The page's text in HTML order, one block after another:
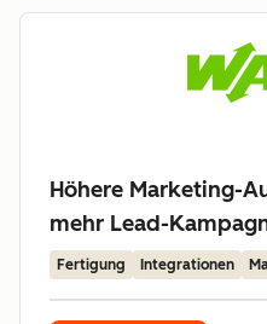
Höhere Marketing-
mehr Lead-
Fertigung Integrationen